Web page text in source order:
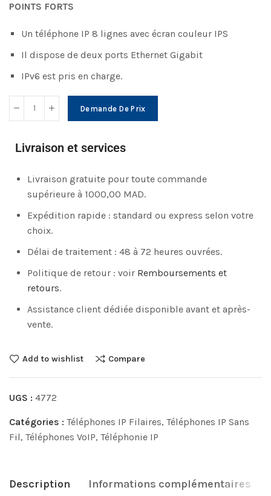
POINTS FORTS
Un téléphone IP 8 lignes avec écran couleur IPS
Il dispose de deux ports Ethernet Gigabit
IPv6 est pris en charge.
Demande De Prix
Livraison et services
Livraison gratuite pour toute commande
supérieure à 1000,00 MAD.
Expédition rapide : standard ou express selon votre
choix.
Délai de traitement : 48 à 72 heures ouvrées.
Politique de retour : voir Remboursements et
retours.
Assistance client dédiée disponible avant et après-
vente.
Add to wishlist Compare
UGS : 4772
Catégories : Téléphones IP Filaires, Téléphones IP Sans
Fil, Téléphones VoIP, Téléphonie IP
Description Informations complémentaires